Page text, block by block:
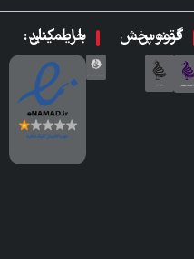
گروه پخش ققنوس: با اطمینان خرید کنید: